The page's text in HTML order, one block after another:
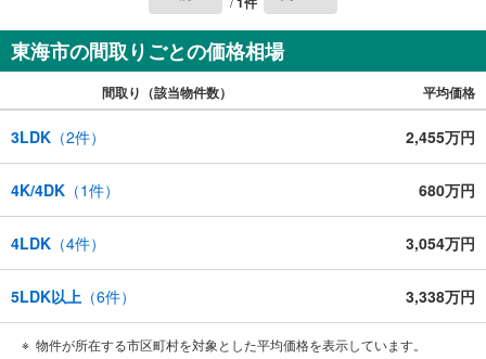
東海市の間取りごとの価格相場
間取り（該当物件数） 平均価格
3LDK （2件） 2,455万円
4K/4DK （1件） 680万円
4LDK （4件） 3,054万円
5LDK以上 （6件） 3,338万円
物件が所在する市区町村を対象とした平均価格を表示しています。